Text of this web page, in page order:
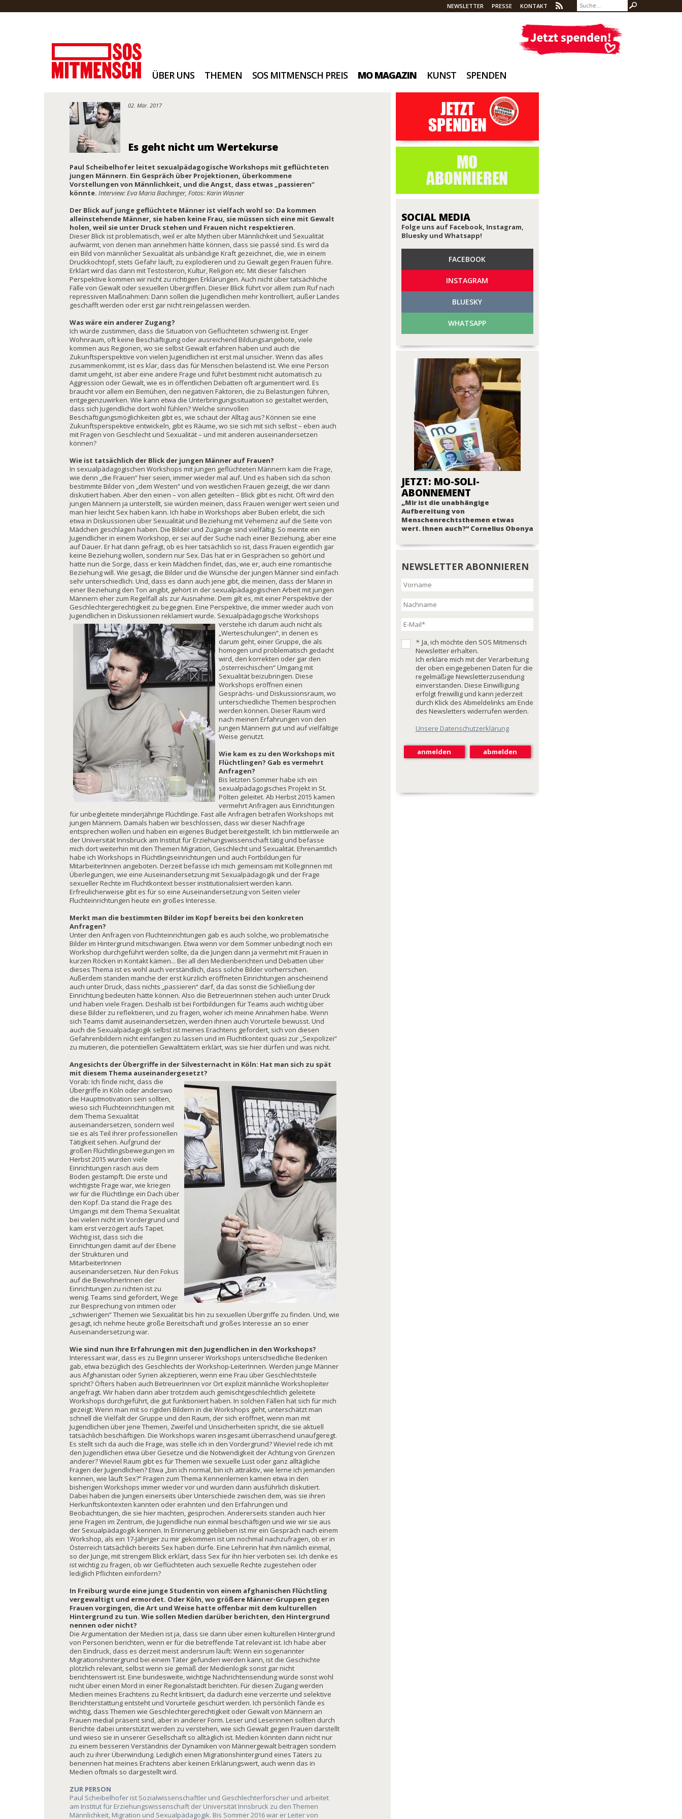
NEWSLETTER PRESSE KONTAKT
ÜBER UNS THEMEN SOS MITMENSCH PREIS MO MAGAZIN KUNST SPENDEN
02. Mär. 2017
Es geht nicht um Wertekurse
Paul Scheibelhofer leitet sexualpädagogische Workshops mit geflüchteten
jungen Männern. Ein Gespräch über Projektionen, überkommene
Vorstellungen von Männlichkeit, und die Angst, dass etwas „passieren“
könnte. Interview: Eva Maria Bachinger, Fotos: Karin Wasner
Der Blick auf junge geflüchtete Männer ist vielfach wohl so: Da kommen
alleinstehende Männer, sie haben keine Frau, sie müssen sich eine mit Gewalt
holen, weil sie unter Druck stehen und Frauen nicht respektieren.
Dieser Blick ist problematisch, weil er alte Mythen über Männlichkeit und Sexualität
aufwärmt, von denen man annehmen hätte können, dass sie passé sind. Es wird da
ein Bild von männlicher Sexualität als unbändige Kraft gezeichnet, die, wie in einem
Druckkochtopf, stets Gefahr läuft, zu explodieren und zu Gewalt gegen Frauen führe.
Erklärt wird das dann mit Testosteron, Kultur, Religion etc. Mit dieser falschen
Perspektive kommen wir nicht zu richtigen Erklärungen. Auch nicht über tatsächliche
Fälle von Gewalt oder sexuellen Übergriffen. Dieser Blick führt vor allem zum Ruf nach
repressiven Maßnahmen: Dann sollen die Jugendlichen mehr kontrolliert, außer Landes
geschafft werden oder erst gar nicht reingelassen werden.
Was wäre ein anderer Zugang?
Ich würde zustimmen, dass die Situation von Geflüchteten schwierig ist. Enger
Wohnraum, oft keine Beschäftigung oder ausreichend Bildungsangebote, viele
kommen aus Regionen, wo sie selbst Gewalt erfahren haben und auch die
Zukunftsperspektive von vielen Jugendlichen ist erst mal unsicher. Wenn das alles
zusammenkommt, ist es klar, dass das für Menschen belastend ist. Wie eine Person
damit umgeht, ist aber eine andere Frage und führt bestimmt nicht automatisch zu
Aggression oder Gewalt, wie es in öffentlichen Debatten oft argumentiert wird. Es
braucht vor allem ein Bemühen, den negativen Faktoren, die zu Belastungen führen,
entgegenzuwirken. Wie kann etwa die Unterbringungssituation so gestaltet werden,
dass sich Jugendliche dort wohl fühlen? Welche sinnvollen
Beschäftigungsmöglichkeiten gibt es, wie schaut der Alltag aus? Können sie eine
Zukunftsperspektive entwickeln, gibt es Räume, wo sie sich mit sich selbst – eben auch
mit Fragen von Geschlecht und Sexualität – und mit anderen auseinandersetzen
können?
Wie ist tatsächlich der Blick der jungen Männer auf Frauen?
In sexualpädagogischen Workshops mit jungen geflüchteten Männern kam die Frage,
wie denn „die Frauen“ hier seien, immer wieder mal auf. Und es haben sich da schon
bestimmte Bilder von „dem Westen“ und von westlichen Frauen gezeigt, die wir dann
diskutiert haben. Aber den einen – von allen geteilten – Blick gibt es nicht. Oft wird den
jungen Männern ja unterstellt, sie würden meinen, dass Frauen weniger wert seien und
man hier leicht Sex haben kann. Ich habe in Workshops aber Buben erlebt, die sich
etwa in Diskussionen über Sexualität und Beziehung mit Vehemenz auf die Seite von
Mädchen geschlagen haben. Die Bilder und Zugänge sind vielfältig. So meinte ein
Jugendlicher in einem Workshop, er sei auf der Suche nach einer Beziehung, aber eine
auf Dauer. Er hat dann gefragt, ob es hier tatsächlich so ist, dass Frauen eigentlich gar
keine Beziehung wollen, sondern nur Sex. Das hat er in Gesprächen so gehört und
hatte nun die Sorge, dass er kein Mädchen findet, das, wie er, auch eine romantische
Beziehung will. Wie gesagt, die Bilder und die Wünsche der jungen Männer sind einfach
sehr unterschiedlich. Und, dass es dann auch jene gibt, die meinen, dass der Mann in
einer Beziehung den Ton angibt, gehört in der sexualpädagogischen Arbeit mit jungen
Männern eher zum Regelfall als zur Ausnahme. Dem gilt es, mit einer Perspektive der
Geschlechtergerechtigkeit zu begegnen. Eine Perspektive, die immer wieder auch von
Jugendlichen in Diskussionen reklamiert wurde. Sexualpädagogische Workshops
verstehe ich darum auch nicht als
„Werteschulungen“, in denen es
darum geht, einer Gruppe, die als
homogen und problematisch gedacht
wird, den korrekten oder gar den
„österreichischen“ Umgang mit
Sexualität beizubringen. Diese
Workshops eröffnen einen
Gesprächs- und Diskussionsraum, wo
unterschiedliche Themen besprochen
werden können. Dieser Raum wird
nach meinen Erfahrungen von den
jungen Männern gut und auf vielfältige
Weise genutzt.
Wie kam es zu den Workshops mit
Flüchtlingen? Gab es vermehrt
Anfragen?
Bis letzten Sommer habe ich ein
sexualpädagogisches Projekt in St.
Pölten geleitet. Ab Herbst 2015 kamen
vermehrt Anfragen aus Einrichtungen
für unbegleitete minderjährige Flüchtlinge. Fast alle Anfragen betrafen Workshops mit
jungen Männern. Damals haben wir beschlossen, dass wir dieser Nachfrage
entsprechen wollen und haben ein eigenes Budget bereitgestellt. Ich bin mittlerweile an
der Universität Innsbruck am Institut für Erziehungswissenschaft tätig und befasse
mich dort weiterhin mit den Themen Migration, Geschlecht und Sexualität. Ehrenamtlich
habe ich Workshops in Flüchtlingseinrichtungen und auch Fortbildungen für
MitarbeiterInnen angeboten. Derzeit befasse ich mich gemeinsam mit Kolleginnen mit
Überlegungen, wie eine Auseinandersetzung mit Sexualpädagogik und der Frage
sexueller Rechte im Fluchtkontext besser institutionalisiert werden kann.
Erfreulicherweise gibt es für so eine Auseinandersetzung von Seiten vieler
Fluchteinrichtungen heute ein großes Interesse.
Merkt man die bestimmten Bilder im Kopf bereits bei den konkreten
Anfragen?
Unter den Anfragen von Fluchteinrichtungen gab es auch solche, wo problematische
Bilder im Hintergrund mitschwangen. Etwa wenn vor dem Sommer unbedingt noch ein
Workshop durchgeführt werden sollte, da die Jungen dann ja vermehrt mit Frauen in
kurzen Röcken in Kontakt kämen... Bei all den Medienberichten und Debatten über
dieses Thema ist es wohl auch verständlich, dass solche Bilder vorherrschen.
Außerdem standen manche der erst kürzlich eröffneten Einrichtungen anscheinend
auch unter Druck, dass nichts „passieren“ darf, da das sonst die Schließung der
Einrichtung bedeuten hätte können. Also die BetreuerInnen stehen auch unter Druck
und haben viele Fragen. Deshalb ist bei Fortbildungen für Teams auch wichtig über
diese Bilder zu reflektieren, und zu fragen, woher ich meine Annahmen habe. Wenn
sich Teams damit auseinandersetzen, werden ihnen auch Vorurteile bewusst. Und
auch die Sexualpädagogik selbst ist meines Erachtens gefordert, sich von diesen
Gefahrenbildern nicht einfangen zu lassen und im Fluchtkontext quasi zur „Sexpolizei“
zu mutieren, die potentiellen Gewalttätern erklärt, was sie hier dürfen und was nicht.
Angesichts der Übergriffe in der Silvesternacht in Köln: Hat man sich zu spät
mit diesem Thema auseinandergesetzt?
Vorab: Ich finde nicht, dass die
Übergriffe in Köln oder anderswo
die Hauptmotivation sein sollten,
wieso sich Fluchteinrichtungen mit
dem Thema Sexualität
auseinandersetzen, sondern weil
sie es als Teil ihrer professionellen
Tätigkeit sehen. Aufgrund der
großen Flüchtlingsbewegungen im
Herbst 2015 wurden viele
Einrichtungen rasch aus dem
Boden gestampft. Die erste und
wichtigste Frage war, wie kriegen
wir für die Flüchtlinge ein Dach über
den Kopf. Da stand die Frage des
Umgangs mit dem Thema Sexualität
bei vielen nicht im Vordergrund und
kam erst verzögert aufs Tapet.
Wichtig ist, dass sich die
Einrichtungen damit auf der Ebene
der Strukturen und
MitarbeiterInnen
auseinandersetzen. Nur den Fokus
auf die BewohnerInnen der
Einrichtungen zu richten ist zu
wenig. Teams sind gefordert, Wege
zur Besprechung von intimen oder
„schwierigen“ Themen wie Sexualität bis hin zu sexuellen Übergriffe zu finden. Und, wie
gesagt, ich nehme heute große Bereitschaft und großes Interesse an so einer
Auseinandersetzung war.
Wie sind nun Ihre Erfahrungen mit den Jugendlichen in den Workshops?
Interessant war, dass es zu Beginn unserer Workshops unterschiedliche Bedenken
gab, etwa bezüglich des Geschlechts der Workshop-LeiterInnen. Werden junge Männer
aus Afghanistan oder Syrien akzeptieren, wenn eine Frau über Geschlechtsteile
spricht? Öfters haben auch BetreuerInnen vor Ort explizit männliche Workshopleiter
angefragt. Wir haben dann aber trotzdem auch gemischtgeschlechtlich geleitete
Workshops durchgeführt, die gut funktioniert haben. In solchen Fällen hat sich für mich
gezeigt: Wenn man mit so rigiden Bildern in die Workshops geht, unterschätzt man
schnell die Vielfalt der Gruppe und den Raum, der sich eröffnet, wenn man mit
Jugendlichen über jene Themen, Zweifel und Unsicherheiten spricht, die sie aktuell
tatsächlich beschäftigen. Die Workshops waren insgesamt überraschend unaufgeregt.
Es stellt sich da auch die Frage, was stelle ich in den Vordergrund? Wieviel rede ich mit
den Jugendlichen etwa über Gesetze und die Notwendigkeit der Achtung von Grenzen
anderer? Wieviel Raum gibt es für Themen wie sexuelle Lust oder ganz alltägliche
Fragen der Jugendlichen? Etwa „bin ich normal, bin ich attraktiv, wie lerne ich jemanden
kennen, wie läuft Sex?“ Fragen zum Thema Kennenlernen kamen etwa in den
bisherigen Workshops immer wieder vor und wurden dann ausführlich diskutiert.
Dabei haben die Jungen einerseits über Unterschiede zwischen dem, was sie ihren
Herkunftskontexten kannten oder erahnten und den Erfahrungen und
Beobachtungen, die sie hier machten, gesprochen. Andererseits standen auch hier
jene Fragen im Zentrum, die Jugendliche nun einmal beschäftigen und wie wir sie aus
der Sexualpädagogik kennen. In Erinnerung geblieben ist mir ein Gespräch nach einem
Workshop, als ein 17-Jähriger zu mir gekommen ist um nochmal nachzufragen, ob er in
Österreich tatsächlich bereits Sex haben dürfe. Eine Lehrerin hat ihm nämlich einmal,
so der Junge, mit strengem Blick erklärt, dass Sex für ihn hier verboten sei. Ich denke es
ist wichtig zu fragen, ob wir Geflüchteten auch sexuelle Rechte zugestehen oder
lediglich Pflichten einfordern?
In Freiburg wurde eine junge Studentin von einem afghanischen Flüchtling
vergewaltigt und ermordet. Oder Köln, wo größere Männer-Gruppen gegen
Frauen vorgingen, die Art und Weise hatte offenbar mit dem kulturellen
Hintergrund zu tun. Wie sollen Medien darüber berichten, den Hintergrund
nennen oder nicht?
Die Argumentation der Medien ist ja, dass sie dann über einen kulturellen Hintergrund
von Personen berichten, wenn er für die betreffende Tat relevant ist. Ich habe aber
den Eindruck, dass es derzeit meist andersrum läuft: Wenn ein sogenannter
Migrationshintergrund bei einem Täter gefunden werden kann, ist die Geschichte
plötzlich relevant, selbst wenn sie gemäß der Medienlogik sonst gar nicht
berichtenswert ist. Eine bundesweite, wichtige Nachrichtensendung würde sonst wohl
nicht über einen Mord in einer Regionalstadt berichten. Für diesen Zugang werden
Medien meines Erachtens zu Recht kritisiert, da dadurch eine verzerrte und selektive
Berichterstattung entsteht und Vorurteile geschürt werden. Ich persönlich fände es
wichtig, dass Themen wie Geschlechtergerechtigkeit oder Gewalt von Männern an
Frauen medial präsent sind, aber in anderer Form. Leser und Leserinnen sollten durch
Berichte dabei unterstützt werden zu verstehen, wie sich Gewalt gegen Frauen darstellt
und wieso sie in unserer Gesellschaft so alltäglich ist. Medien könnten dann nicht nur
zu einem besseren Verständnis der Dynamiken von Männergewalt beitragen sondern
auch zu ihrer Überwindung. Lediglich einen Migrationshintergrund eines Täters zu
benennen hat meines Erachtens aber keinen Erklärungswert, auch wenn das in
Medien oftmals so dargestellt wird.
ZUR PERSON
Paul Scheibelhofer ist Sozialwissenschaftler und Geschlechterforscher und arbeitet
am Institut für Erziehungswissenschaft der Universität Innsbruck zu den Themen
Männlichkeit, Migration und Sexualpädagogik. Bis Sommer 2016 war er Leiter von
SOCIAL MEDIA
Folge uns auf Facebook, Instagram,
Bluesky und Whatsapp!
FACEBOOK
INSTAGRAM
BLUESKY
WHATSAPP
JETZT: MO-SOLI-
ABONNEMENT
„Mir ist die unabhängige
Aufbereitung von
Menschenrechtsthemen etwas
wert. Ihnen auch?“ Cornelius Obonya
NEWSLETTER ABONNIEREN
* Ja, ich möchte den SOS Mitmensch
Newsletter erhalten.
Ich erkläre mich mit der Verarbeitung
der oben eingegebenen Daten für die
regelmäßige Newsletterzusendung
einverstanden. Diese Einwilligung
erfolgt freiwillig und kann jederzeit
durch Klick des Abmeldelinks am Ende
des Newsletters widerrufen werden.
Unsere Datenschutzerklärung